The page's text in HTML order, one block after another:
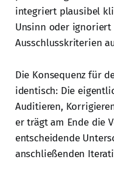
integriert plausibel
Unsinn oder
Ausschlusskriterien
Die Konsequenz für
identisch: Die
Auditieren,
er trägt am Ende die
entscheidende
anschließenden